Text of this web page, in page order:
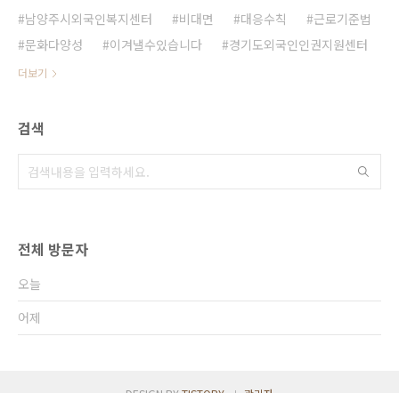
남양주시외국인복지센터
비대면 대응수칙
근로기준법
문화다양성
이겨낼수있습니다 경기도외국인인권지원센터
더보기
검색
전체 방문자
오늘
어제